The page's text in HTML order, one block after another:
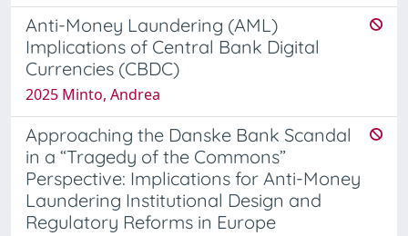
Anti-Money Laundering (AML)
Implications of Central Bank Digital
Currencies (CBDC)
2025 Minto, Andrea
Approaching the Danske Bank Scandal
in a “Tragedy of the Commons”
Perspective: Implications for Anti-Money
Laundering Institutional Design and
Regulatory Reforms in Europe